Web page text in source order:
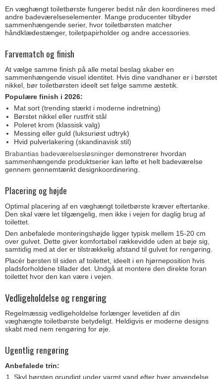
En væghængt toiletbørste fungerer bedst når den koordineres med
andre badeværelseselementer. Mange producenter tilbyder
sammenhængende serier, hvor toiletbørsten matcher
håndklædestænger, toiletpapirholder og andre accessories.
Farvematch og finish
At vælge samme finish på alle metal beslag skaber en
sammenhængende visuel identitet. Hvis dine vandhaner er i børstet
nikkel, bør toiletbørsten ideelt set følge samme æstetik.
Populære finish i 2026:
Mat sort (trending stærkt i moderne indretning)
Børstet nikkel eller rustfrit stål
Poleret krom (klassisk valg)
Messing eller guld (luksuriøst udtryk)
Hvid pulverlakering (skandinavisk stil)
Brabantias badeværelsesløsninger demonstrerer hvordan
sammenhængende produktserier kan løfte et helt badeværelse
gennem gennemtænkt designkoordinering.
Placering og højde
Optimal placering af en væghængt toiletbørste kræver eftertanke.
Den skal være let tilgængelig, men ikke i vejen for daglig brug af
toilettet.
Den anbefalede monteringshøjde ligger typisk mellem 15-20 cm
over gulvet. Dette giver komfortabel rækkevidde uden at bøje sig,
samtidig med at der er tilstrækkelig afstand til gulvet for rengøring.
Placér børsten til siden af toilettet, ideelt i en hjørneposition hvis
pladsforholdene tillader det. Undgå at montere den direkte foran
toilettet hvor den kan være i vejen.
Vedligeholdelse og rengøring
Regelmæssig vedligeholdelse forlænger levetiden af din
væghængte toiletbørste betydeligt. Heldigvis er moderne designs
skabt med nem rengøring for øje.
Ugentlig rengøring
Anbefalede trin:
Skyl børsten grundigt under varmt vand efter hver anvendelse